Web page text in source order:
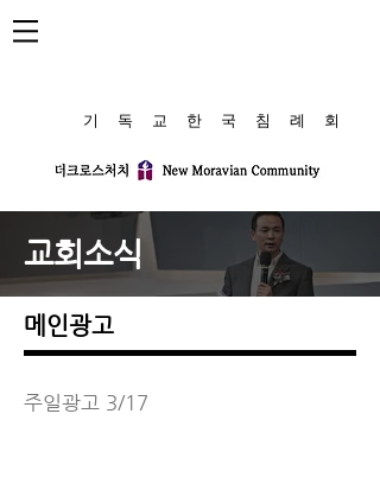
​기 독 교 한 국 침 례 회
교회소식
메인광고
주일광고 3/17